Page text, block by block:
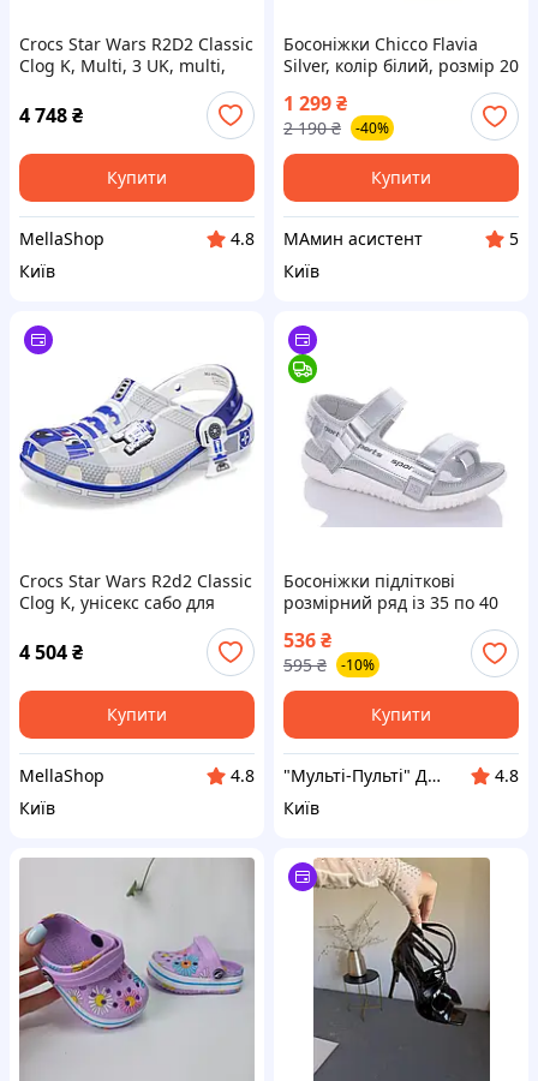
Crocs Star Wars R2D2 Classic
Clog K, Multi, 3 UK, multi,
4 748₴
Купити
MellaShop
4.8
Київ
Босоніжки Chicco Flavia
Silver, колір білий, розмір 20
1 299₴
2 190 ₴ -40%
Купити
МАмин асистент
5
Київ
Crocs Star Wars R2d2 Classic
Clog K, унісекс сабо для
29/30 EU, Multicolor, 29/30
EU
4 504₴
Купити
MellaShop
4.8
Київ
Босоніжки підліткові
розмірний ряд із 35 по 40
536₴
595 ₴ -10%
Купити
"Мульті-Пульті" Дитячий одяг, взуття, іграшки!+Товари для домашніх улюбленців
4.8
Київ